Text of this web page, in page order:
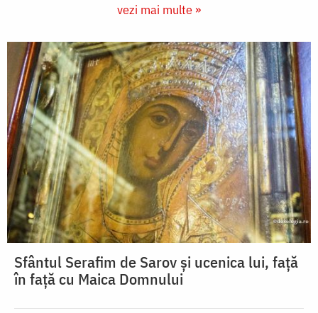
vezi mai multe »
Sfântul Serafim de Sarov și ucenica lui, față
în față cu Maica Domnului